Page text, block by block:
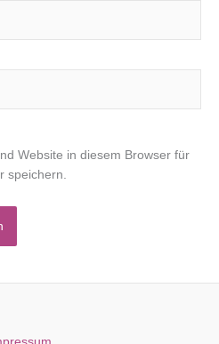
Website in diesem Browser für
speichern.